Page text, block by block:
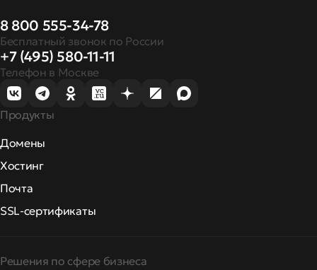
8 800 555-34-78
Бесплатный звонок по России
+7 (495) 580-11-11
Телефон в Москве
Продукты
Домены
Хостинг
Почта
SSL-сертификаты
Решения по сфере бизнеса